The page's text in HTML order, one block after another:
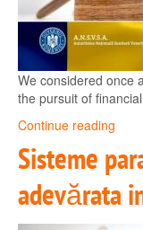
We considered once
the pursuit of
Continue reading
Sisteme
adevărata